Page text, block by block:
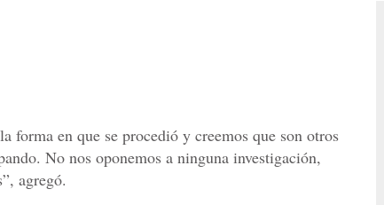
forma en que se procedió y creemos que son otros
No nos oponemos a ninguna investigación,
agregó.